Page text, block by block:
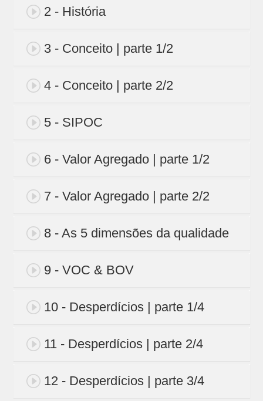
2 - História
3 - Conceito | parte 1/2
4 - Conceito | parte 2/2
5 - SIPOC
6 - Valor Agregado | parte 1/2
7 - Valor Agregado | parte 2/2
8 - As 5 dimensões da qualidade
9 - VOC & BOV
10 - Desperdícios | parte 1/4
11 - Desperdícios | parte 2/4
12 - Desperdícios | parte 3/4